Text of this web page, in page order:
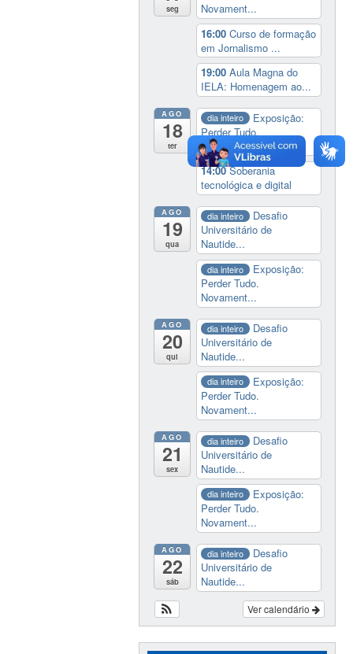
seg
Novament...
16:00Curso de formação
em Jornalismo ...
19:00Aula Magna do
IELA: Homenagem ao...
AGO
18
ter
dia inteiro
Exposição:
Perder Tudo.
Novament...
14:00Soberania
tecnológica e digital
AGO
19
qua
dia inteiro
Desafio
Universitário de
Nautide...
dia inteiro
Exposição:
Perder Tudo.
Novament...
AGO
20
qui
dia inteiro
Desafio
Universitário de
Nautide...
dia inteiro
Exposição:
Perder Tudo.
Novament...
AGO
21
sex
dia inteiro
Desafio
Universitário de
Nautide...
dia inteiro
Exposição:
Perder Tudo.
Novament...
AGO
22
sáb
dia inteiro
Desafio
Universitário de
Nautide...
Ver calendário